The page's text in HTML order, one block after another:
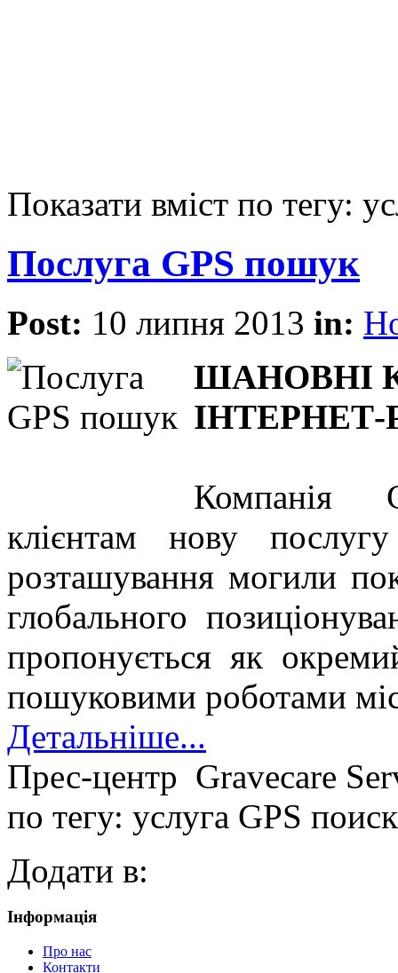
Показати вміст по тегу:
Послуга GPS пошук
Post: 10 липня 2013 in:
ШАНОВНІ
Компанія
клієнтам нову
розташування могили
глобального
пропонується як
пошуковими роботами
Детальніше...
Прес-центр Gravecare
по тегу: услуга GPS поиск
Додати в:
Інформація
Про нас
Контакти